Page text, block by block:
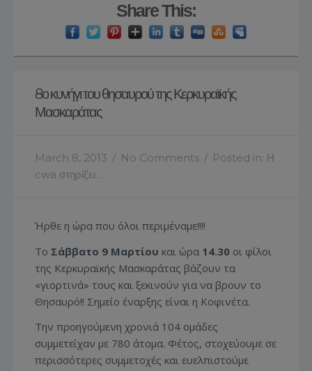
Share This:
8ο κυνήγι του θησαυρού της Κερκυραϊκής
Μασκαράτας
March 8, 2013 / No Comments / Posted in: Η
cwa στηρίζει…
Ήρθε η ώρα που όλοι περιμέναμε!!!!
Το Σάββατο 9 Μαρτίου και ώρα 14.30 οι φίλοι
της Κερκυραϊκής Μασκαράτας βάζουν τα
«γιορτινά» τους και ξεκινούν για να βρουν το
Θησαυρό!! Σημείο έναρξης είναι η Κοφινέτα.
Την προηγούμενη χρονιά 104 ομάδες
συμμετείχαν με 780 άτομα. Φέτος, στοχεύουμε σε
περισσότερες συμμετοχές και ευελπιστούμε